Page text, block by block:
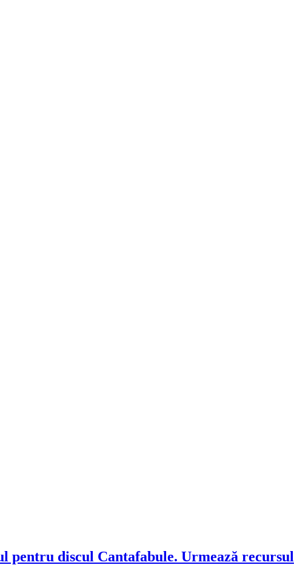
pentru discul Cantafabule. Urmează recursul